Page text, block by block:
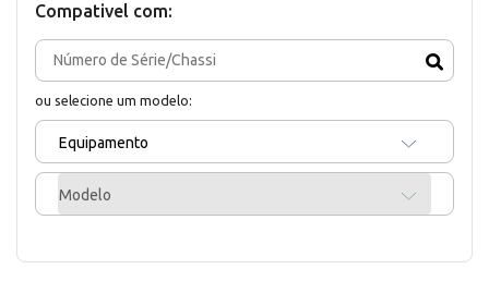
Compativel com:
ou selecione um modelo:
Equipamento
Modelo